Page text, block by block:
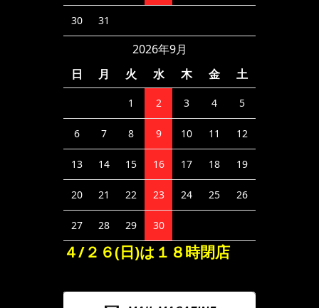
30 31
2026年9月
日
月 火 水 木 金 土
1 2 3 4 5
6 7 8 9 10 11 12
13 14 15 16 17 18 19
20 21 22 23 24 25 26
27 28 29 30
４/２６(日)は１８時閉店